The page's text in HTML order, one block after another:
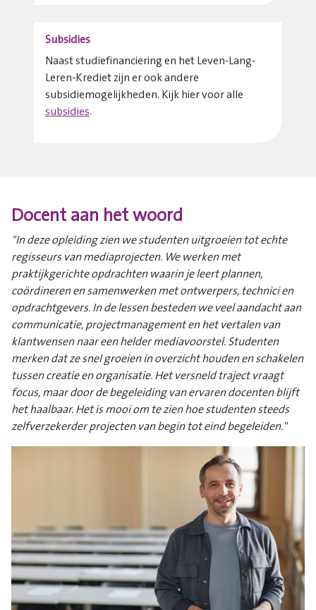
Subsidies
Naast studiefinanciering en het Leven-Lang-
Leren-Krediet zijn er ook andere
subsidiemogelijkheden. Kijk hier voor alle
subsidies.
Docent aan het woord
"In deze opleiding zien we studenten uitgroeien tot echte
regisseurs van mediaprojecten. We werken met
praktijkgerichte opdrachten waarin je leert plannen,
coördineren en samenwerken met ontwerpers, technici en
opdrachtgevers. In de lessen besteden we veel aandacht aan
communicatie, projectmanagement en het vertalen van
klantwensen naar een helder mediavoorstel. Studenten
merken dat ze snel groeien in overzicht houden en schakelen
tussen creatie en organisatie. Het versneld traject vraagt
focus, maar door de begeleiding van ervaren docenten blijft
het haalbaar. Het is mooi om te zien hoe studenten steeds
zelfverzekerder projecten van begin tot eind begeleiden."